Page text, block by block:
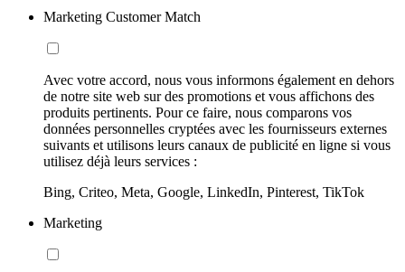
Marketing Customer Match
Avec votre accord, nous vous informons également en dehors
de notre site web sur des promotions et vous affichons des
produits pertinents. Pour ce faire, nous comparons vos
données personnelles cryptées avec les fournisseurs externes
suivants et utilisons leurs canaux de publicité en ligne si vous
utilisez déjà leurs services :
Bing, Criteo, Meta, Google, LinkedIn, Pinterest, TikTok
Marketing